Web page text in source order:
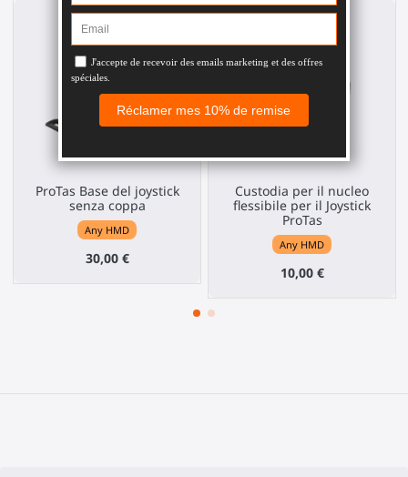
ProTas Base del joystick
senza coppa
Any HMD
30,00 €
Custodia per il nucleo
flessibile per il Joystick
ProTas
Any HMD
10,00 €